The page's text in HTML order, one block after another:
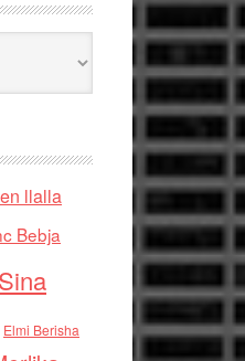
llalla
Bebja
Elmi Berisha